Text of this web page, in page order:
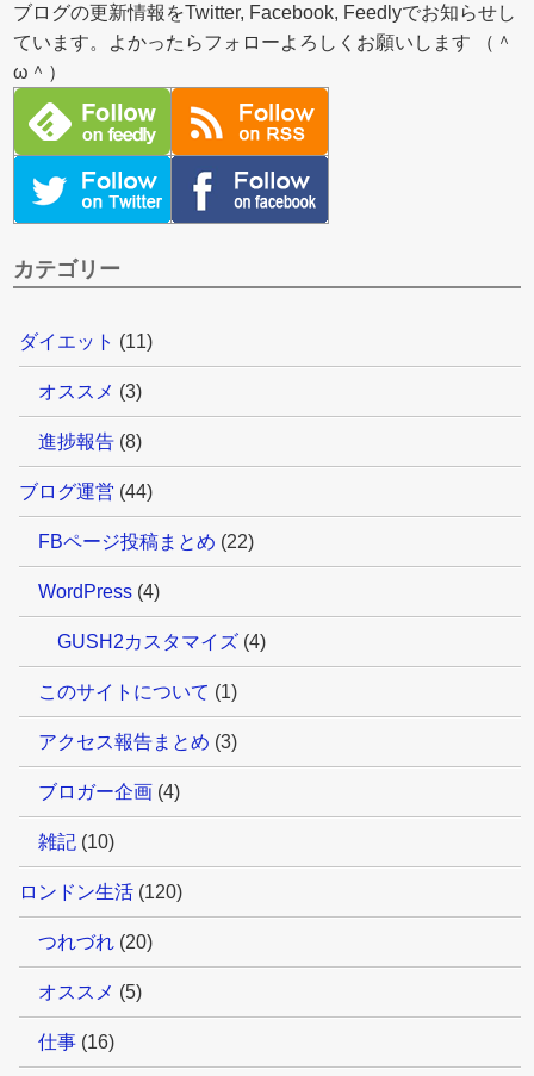
ブログの更新情報をTwitter, Facebook, Feedlyでお知らせし
ています。よかったらフォローよろしくお願いします （＾
ω＾）
カテゴリー
ダイエット (11)
オススメ (3)
進捗報告 (8)
ブログ運営 (44)
FBページ投稿まとめ (22)
WordPress (4)
GUSH2カスタマイズ (4)
このサイトについて (1)
アクセス報告まとめ (3)
ブロガー企画 (4)
雑記 (10)
ロンドン生活 (120)
つれづれ (20)
オススメ (5)
仕事 (16)